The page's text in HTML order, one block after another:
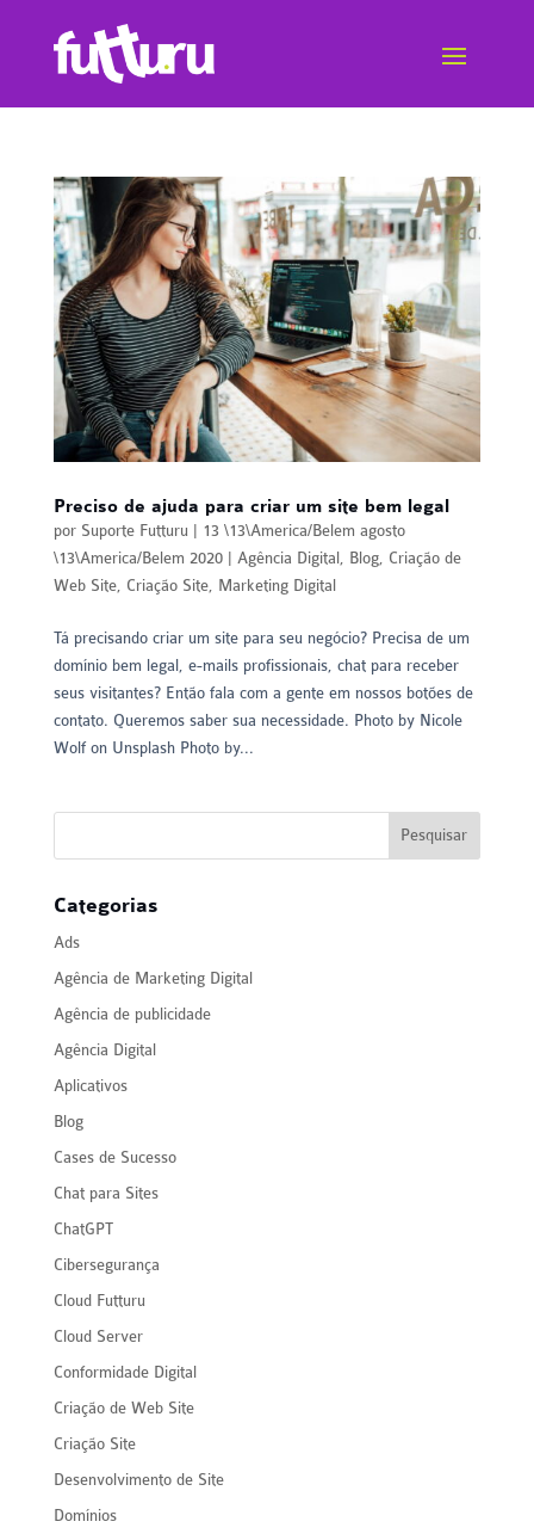
Preciso de ajuda para criar um site bem legal
por Suporte Futturu
13 \13\America/Belem agosto
\13\America/Belem 2020| Agência Digital Blog, Criação de
Web Site, Criação Site, Marketing Digital
Tá precisando criar um site para seu negócio? Precisa de um
domínio bem legal, e-mails profissionais, chat para receber
seus visitantes? Então fala com a gente em nossos botões de
contato. Queremos saber sua necessidade. Photo by Nicole
Wolf on Unsplash Photo by...
Categorias
Ads
Agência de Marketing Digital
Agência de publicidade
Agência Digital
Aplicativos
Blog
Cases de Sucesso
Chat para Sites
ChatGPT
Cibersegurança
Cloud Futturu
Cloud Server
Conformidade Digital
Criação de Web Site
Criação Site
Desenvolvimento de Site
Domínios